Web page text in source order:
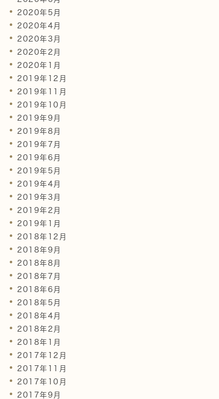
2020年5月
2020年4月
2020年3月
2020年2月
2020年1月
2019年12月
2019年11月
2019年10月
2019年9月
2019年8月
2019年7月
2019年6月
2019年5月
2019年4月
2019年3月
2019年2月
2019年1月
2018年12月
2018年9月
2018年8月
2018年7月
2018年6月
2018年5月
2018年4月
2018年2月
2018年1月
2017年12月
2017年11月
2017年10月
2017年9月